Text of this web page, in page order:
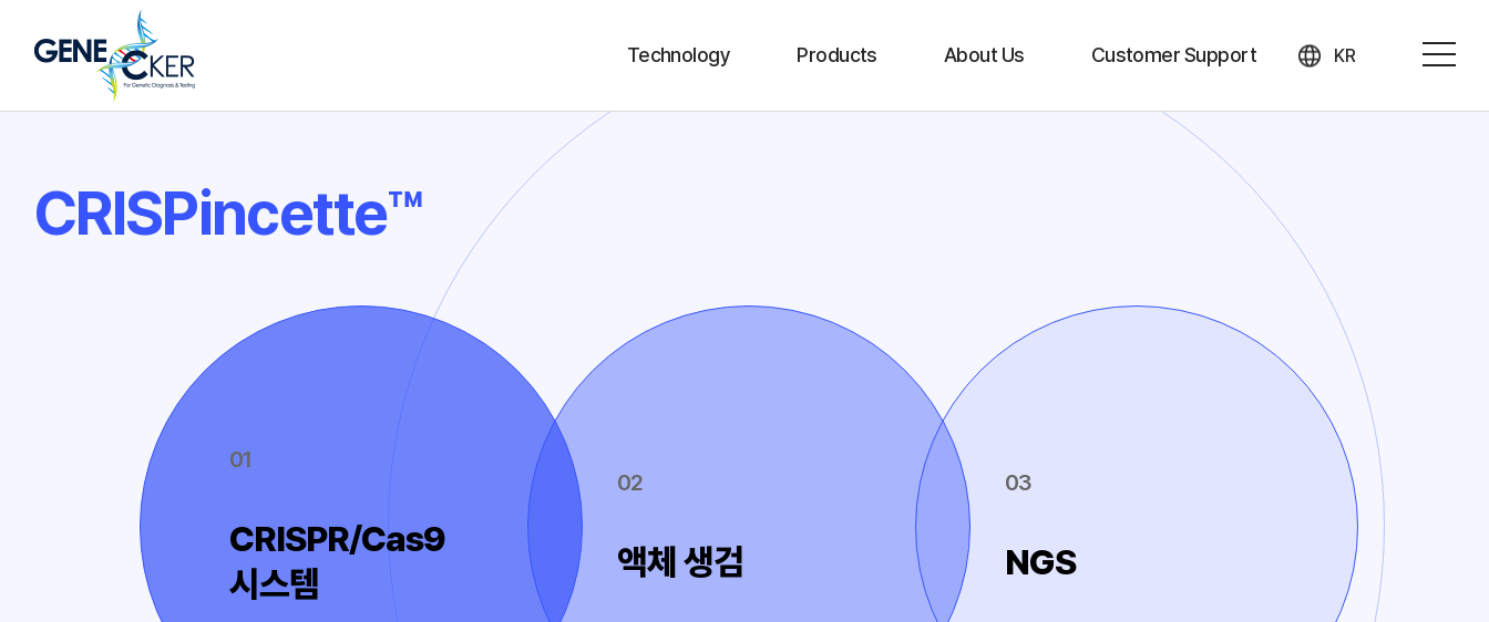
Technology Products About Us Customer Support
Notice & News
KR
CRISPincette™
CRISPincette™
01
CRISPR/Cas9
시스템
02
액체 생검
03
NGS